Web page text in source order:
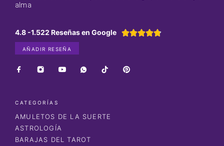
alma
4.8 -1.522 Reseñas en Google 
AÑADIR RESEÑA
CATEGORÍAS
AMULETOS DE LA SUERTE
ASTROLOGÍA
BARAJAS DEL TAROT